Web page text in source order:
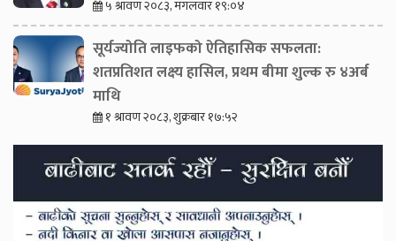
५ श्रावण २०८३, मंगलवार १९:०४
सूर्यज्योति लाइफको ऐतिहासिक सफलता:
शतप्रतिशत लक्ष्य हासिल, प्रथम बीमा शुल्क रु ४अर्ब
माथि
१ श्रावण २०८३, शुक्रबार १७:५२